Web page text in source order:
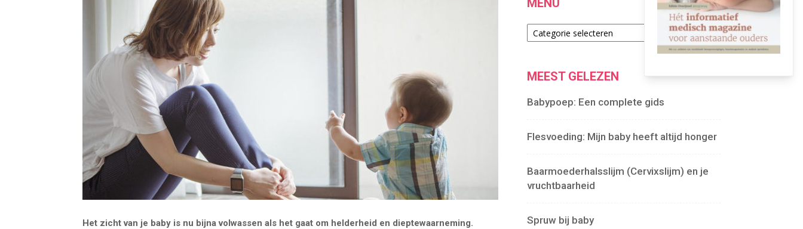
Het zicht van je baby is nu bijna volwassen als het gaat om helderheid en dieptewaarneming.
MENU
Menu
MEEST GELEZEN
Babypoep: Een complete gids
Flesvoeding: Mijn baby heeft altijd honger
Baarmoederhalsslijm (Cervixslijm) en je
vruchtbaarheid
Spruw bij baby